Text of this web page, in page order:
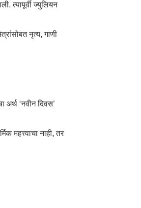
त्यापूर्वी ज्युलियन
नृत्य, गाणी
अर्थ ‘नवीन दिवस’
महत्त्वाचा नाही, तर